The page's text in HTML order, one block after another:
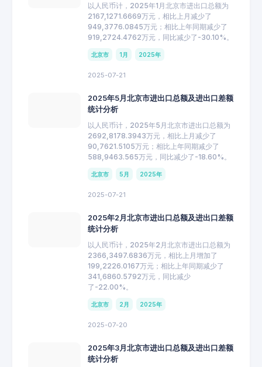
以人民币计，2025年1月北京市进出口总额为
2167,1271.6669万元，相比上月减少了
949,3776.0845万元；相比上年同期减少了
919,2724.4762万元，同比减少了-30.10%。
北京市 1月 2025年
2025-07-21
2025年5月北京市进出口总额及进出口差额
统计分析
以人民币计，2025年5月北京市进出口总额为
2692,8178.3943万元，相比上月减少了
90,7621.5105万元；相比上年同期减少了
588,9463.565万元，同比减少了-18.60%。
北京市 5月 2025年
2025-07-21
2025年2月北京市进出口总额及进出口差额
统计分析
以人民币计，2025年2月北京市进出口总额为
2366,3497.6836万元，相比上月增加了
199,2226.0167万元；相比上年同期减少了
341,6860.5792万元，同比减少
了-22.00%。
北京市 2月 2025年
2025-07-20
2025年3月北京市进出口总额及进出口差额
统计分析